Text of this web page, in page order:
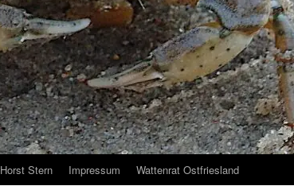
Horst Stern Impressum Wattenrat Ostfriesland